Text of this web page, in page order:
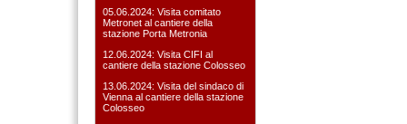
05.06.2024: Visita comitato
Metronet al cantiere della
stazione Porta Metronia
12.06.2024: Visita CIFI al
cantiere della stazione Colosseo
13.06.2024: Visita del sindaco di
Vienna al cantiere della stazione
Colosseo